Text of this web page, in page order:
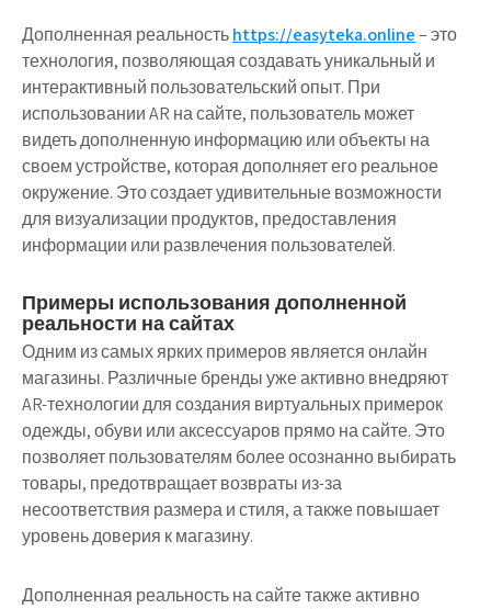
Дополненная реальностьhttps://easyteka.online– это
технология, позволяющая создавать уникальный и
интерактивный пользовательский опыт. При
использовании AR на сайте, пользователь может
видеть дополненную информацию или объекты на
своем устройстве, которая дополняет его реальное
окружение. Это создает удивительные возможности
для визуализации продуктов, предоставления
информации или развлечения пользователей.
Примеры использования дополненной
реальности на сайтах
Одним из самых ярких примеров является онлайн
магазины. Различные бренды уже активно внедряют
AR-технологии для создания виртуальных примерок
одежды, обуви или аксессуаров прямо на сайте. Это
позволяет пользователям более осознанно выбирать
товары, предотвращает возвраты из-за
несоответствия размера и стиля, а также повышает
уровень доверия к магазину.
Дополненная реальность на сайте также активно